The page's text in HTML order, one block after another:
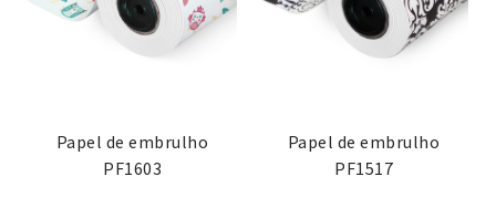
Papel de embrulho
PF1603
Papel de embrulho
PF1517